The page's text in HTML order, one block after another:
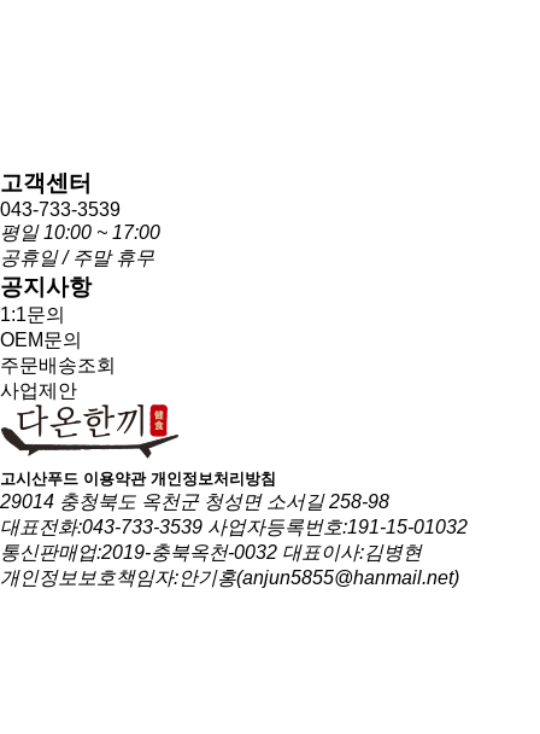
고객센터
043-733-3539
평일 10:00 ~ 17:00
공휴일 / 주말 휴무
공지사항
1:1문의
OEM문의
주문배송조회
사업제안
고시산푸드 이용약관 개인정보처리방침
29014 충청북도 옥천군 청성면 소서길 258-98
대표전화:043-733-3539 사업자등록번호:191-15-01032
통신판매업:2019-충북옥천-0032 대표이사:김병현
개인정보보호책임자:안기홍(anjun5855@hanmail.net)